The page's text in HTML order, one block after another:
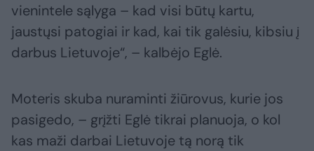
vienintele sąlyga – kad visi būtų kartu,
jaustųsi patogiai ir kad, kai tik galėsiu, kibsiu į
darbus Lietuvoje“, – kalbėjo Eglė.
Moteris skuba nuraminti žiūrovus, kurie jos
pasigedo, – grįžti Eglė tikrai planuoja, o kol
kas maži darbai Lietuvoje tą norą tik